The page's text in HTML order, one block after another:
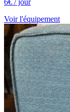
Voir l'équipement